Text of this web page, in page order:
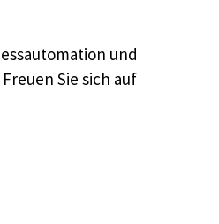
und
Sie sich auf